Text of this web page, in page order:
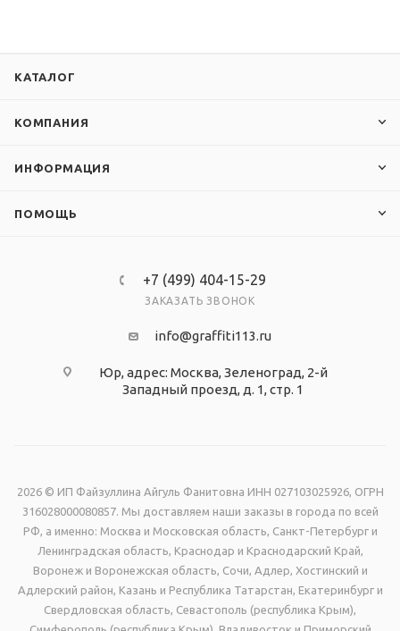
КАТАЛОГ
КОМПАНИЯ
ИНФОРМАЦИЯ
ПОМОЩЬ
+7 (499) 404-15-29
ЗАКАЗАТЬ ЗВОНОК
info@graffiti113.ru
Юр, адрес: Москва, Зеленоград, 2-й
Западный проезд, д. 1, стр. 1
2026 © ИП Файзуллина Айгуль Фанитовна ИНН 027103025926, ОГРН
316028000080857. Мы доставляем наши заказы в города по всей
РФ, а именно: Москва и Московская область, Санкт-Петербург и
Ленинградская область, Краснодар и Краснодарский Край,
Воронеж и Воронежская область, Сочи, Адлер, Хостинский и
Адлерский район, Казань и Республика Татарстан, Екатеринбург и
Свердловская область, Севастополь (республика Крым),